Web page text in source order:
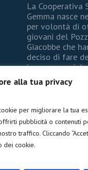
alla tua privacy
per migliorare la tua
pubblicità o contenuti
traffico. Cliccando
dei cookie.
La Cooperativa
Gemma nasce
per volontà di
giovani del
Giacobbe che
deciso di fare
impegno
educativo una
vita e di crescita.
servizi di
aiuto a bambini,
ed anziani.
Visita il sito >>